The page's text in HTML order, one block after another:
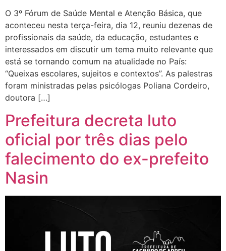
O 3º Fórum de Saúde Mental e Atenção Básica, que
aconteceu nesta terça-feira, dia 12, reuniu dezenas de
profissionais da saúde, da educação, estudantes e
interessados em discutir um tema muito relevante que
está se tornando comum na atualidade no País:
“Queixas escolares, sujeitos e contextos”. As palestras
foram ministradas pelas psicólogas Poliana Cordeiro,
doutora […]
Prefeitura decreta luto
oficial por três dias pelo
falecimento do ex-prefeito
Nasin